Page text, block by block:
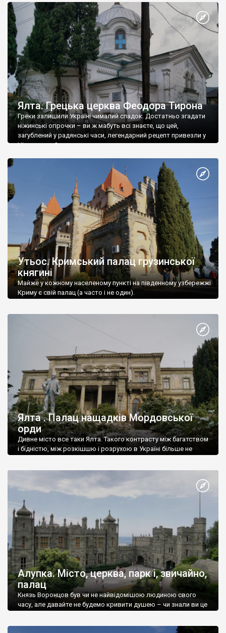
Ялта. Грецька церква Феодора Тирона
Греки залишили Україні чималий спадок. Достатньо згадати
ніжинські огірочки – ви ж мабуть всі знаєте, що цей,
загублений у радянські часи, легендарний рецепт привезли у
Ніжин греки?
Утьос. Кримський палац грузинської
княгині
Майже у кожному населеному пункті на південному узбережжі
Криму є свій палац (а часто і не один).
Ялта . Палац нащадків Мордовської
орди
Дивне місто все таки Ялта. Такого контрасту між багатством
і бідністю, між розкішшю і розрухою в Україні більше не
Алупка. Місто, церква, парк і, звичайно,
палац
Князь Воронцов був чи не найвідомішою людиною свого
часу, але давайте не будемо кривити душею – чи знали ви це